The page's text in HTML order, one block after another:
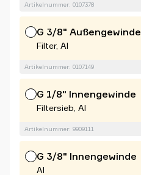
Artikelnummer: 0107378
G 3/8" Außengewinde
Filter, Al
Artikelnummer: 0107149
G 1/8" Innengewinde
Filtersieb, Al
Artikelnummer: 9909111
G 3/8" Innengewinde
Al